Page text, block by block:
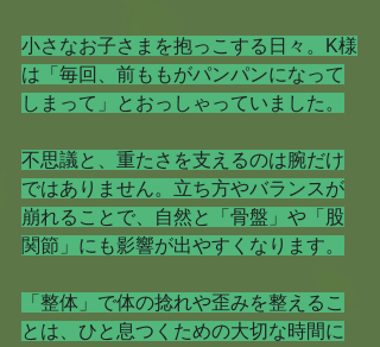
小さなお子さまを抱っこする日々。K様
は「毎回、前ももがパンパンになって
しまって」とおっしゃっていました。
不思議と、重たさを支えるのは腕だけ
ではありません。立ち方やバランスが
崩れることで、自然と「骨盤」や「股
関節」にも影響が出やすくなります。
「整体」で体の捻れや歪みを整えるこ
とは、ひと息つくための大切な時間に